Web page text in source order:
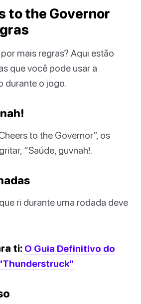
to the Governor
mais regras? Aqui estão
que você pode usar a
durante o jogo.
to the Governor”, os
“Saúde, guvnah!.
ri durante uma rodada deve
ti: O Guia Definitivo do